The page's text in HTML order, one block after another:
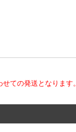
ての発送となります。